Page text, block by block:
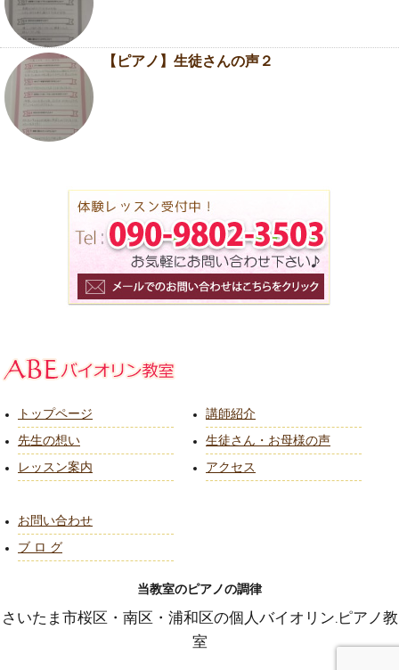
【ピアノ】生徒さんの声２
トップページ
先生の想い
レッスン案内
講師紹介
生徒さん・お母様の声
アクセス
お問い合わせ
ブ ロ グ
当教室のピアノの調律
さいたま市桜区・南区・浦和区の個人バイオリン.ピアノ教
室